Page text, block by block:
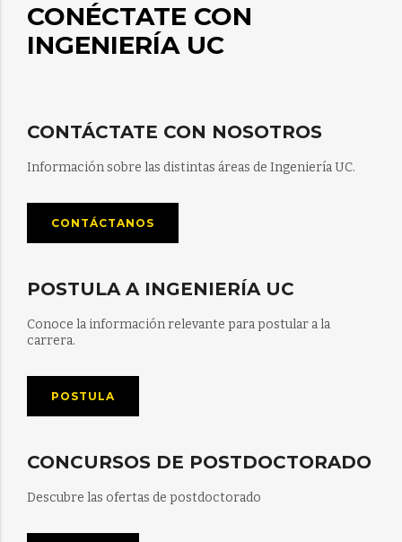
CONÉCTATE CON
INGENIERÍA UC
CONTÁCTATE CON NOSOTROS
Información sobre las distintas áreas de Ingeniería UC.
CONTÁCTANOS
POSTULA A INGENIERÍA UC
Conoce la información relevante para postular a la
carrera.
POSTULA
CONCURSOS DE POSTDOCTORADO
Descubre las ofertas de postdoctorado